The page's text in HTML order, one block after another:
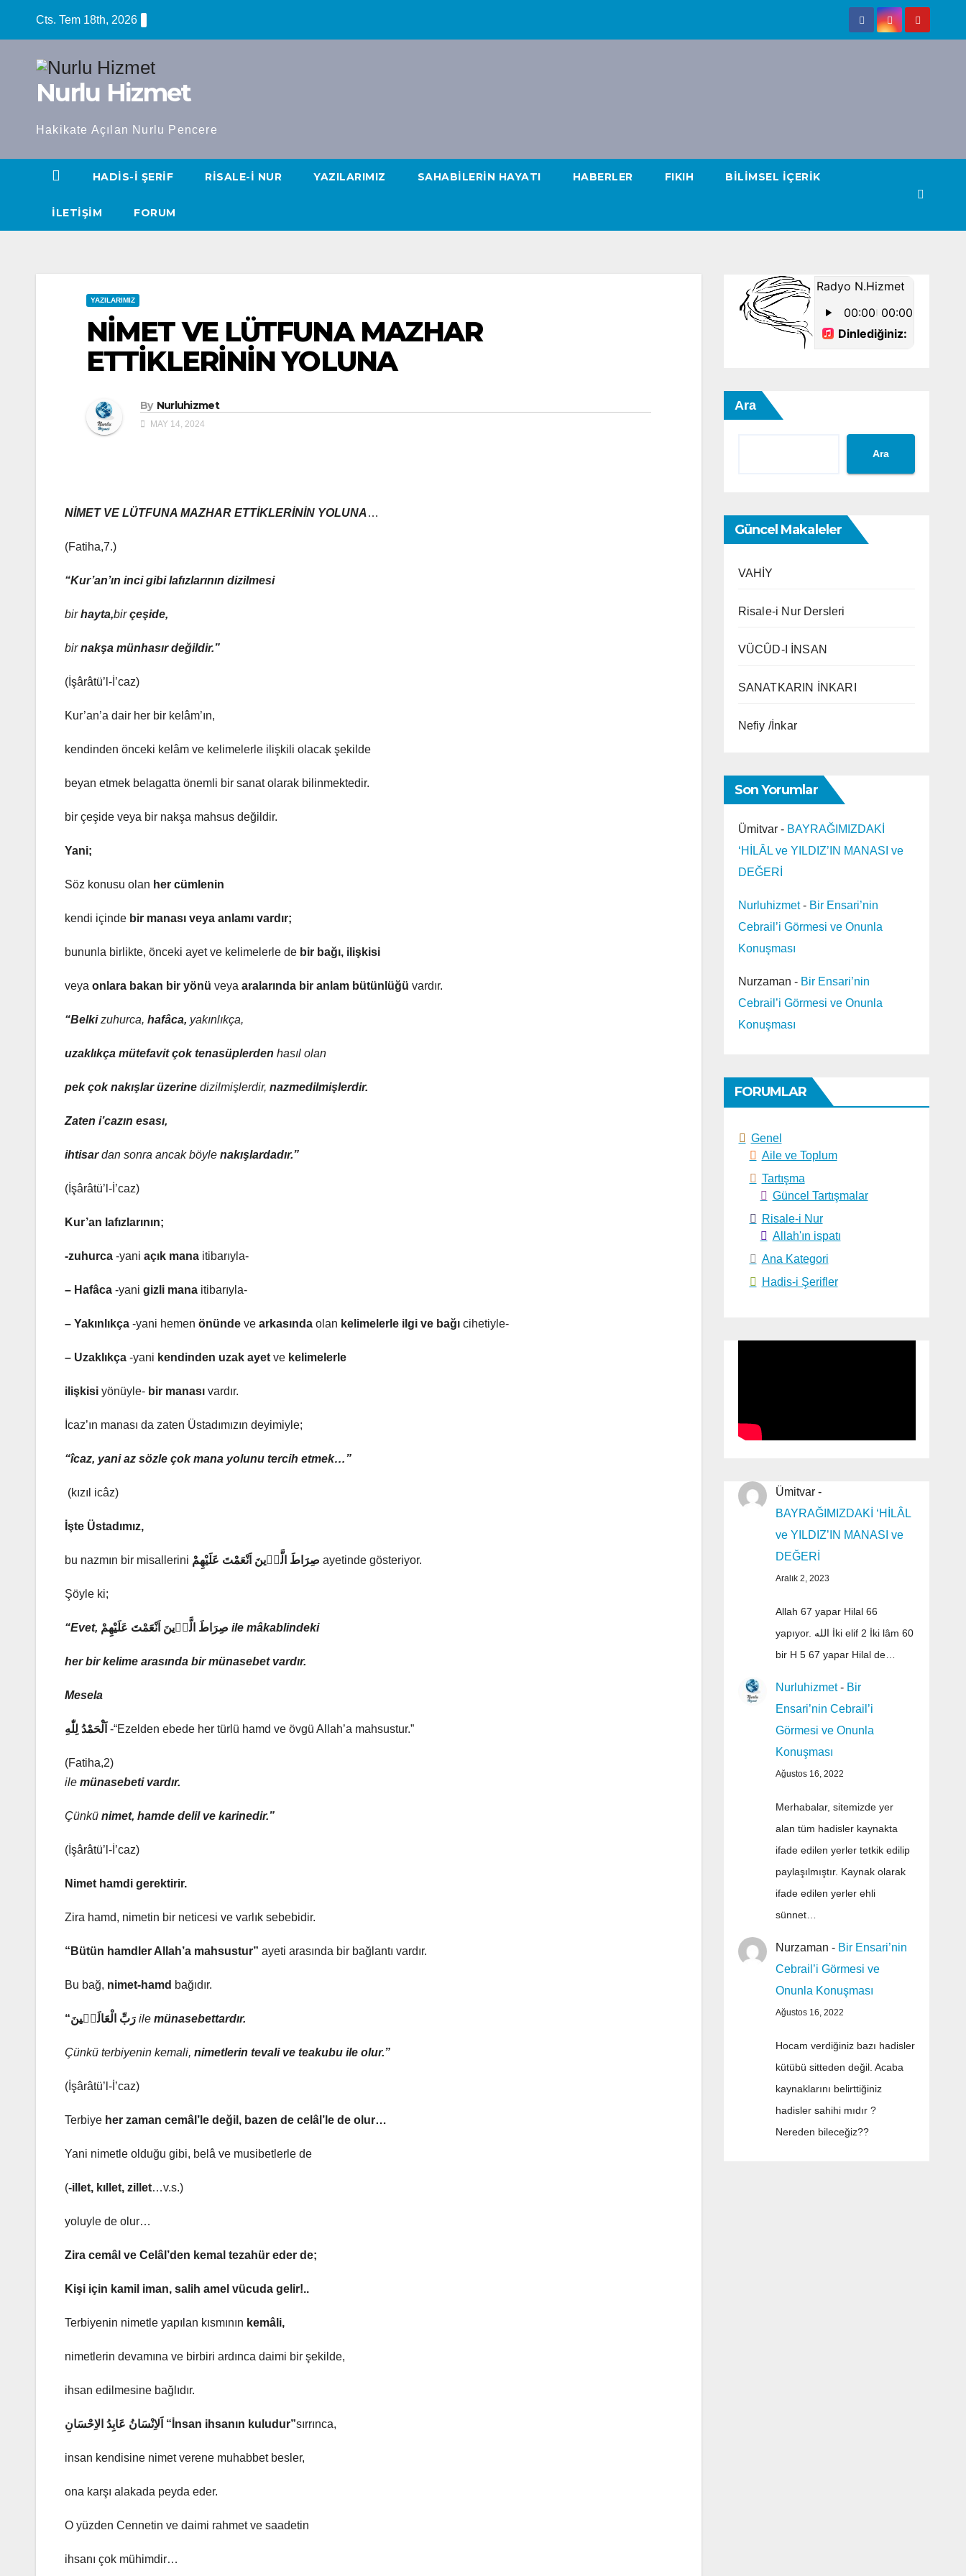
Cts. Tem 18th, 2026
Nurlu Hizmet
Hakikate Açılan Nurlu Pencere
HADIS-I ŞERIF RISALE-I NUR YAZILARIMIZ SAHABILERIN HAYATI HABERLER FIKIH BILIMSEL İÇERIK
İLETIŞIM FORUM
YAZILARIMIZ
NİMET VE LÜTFUNA MAZHAR
ETTİKLERİNİN YOLUNA
By Nurluhizmet
MAY 14, 2024
NİMET VE LÜTFUNA MAZHAR ETTİKLERİNİN YOLUNA…
(Fatiha,7.)
“Kur’an’ın inci gibi lafızlarının dizilmesi
birhayta,birçeşide,
birnakşa münhasır değildir.”
(İşârâtü’l-İ’caz)
Kur’an’a dair her bir kelâm’ın,
kendinden önceki kelâm ve kelimelerle ilişkili olacak şekilde
beyan etmek belagatta önemli bir sanat olarak bilinmektedir.
bir çeşide veya bir nakşa mahsus değildir.
Yani;
Söz konusu olan her cümlenin
kendi içinde bir manası veya anlamı vardır;
bununla birlikte, önceki ayet ve kelimelerle de bir bağı, ilişkisi
veya onlara bakan bir yönü veya aralarında bir anlam bütünlüğü vardır.
“Belkizuhurca, hafâca, yakınlıkça,
uzaklıkça mütefavit çok tenasüplerden hasıl olan
pek çok nakışlar üzerine dizilmişlerdir, nazmedilmişlerdir.
Zaten i’cazın esası,
ihtisardan sonra ancak böyle nakışlardadır.”
(İşârâtü’l-İ’caz)
Kur’an lafızlarının;
-zuhurca -yani açık mana itibarıyla-
– Hafâca -yani gizli mana itibarıyla-
– Yakınlıkça -yani hemen önünde ve arkasında olan kelimelerle ilgi ve bağı cihetiyle-
– Uzaklıkça -yani kendinden uzak ayet ve kelimelerle
ilişkisi yönüyle- bir manası vardır.
İcaz’ın manası da zaten Üstadımızın deyimiyle;
“îcaz, yani az sözle çok mana yolunu tercih etmek…”
(kızıl icâz)
İşte Üstadımız,
bu nazmın bir misallerini صِرَاطَ الَّذٖينَ اَنْعَمْتَ عَلَيْهِمْ ayetinde gösteriyor.
Şöyle ki;
“Evet, صِرَاطَ الَّذٖينَ اَنْعَمْتَ عَلَيْهِمْ ile mâkablindeki
her bir kelime arasında bir münasebet vardır.
Mesela
اَلْحَمْدُ لِلّٰهِ -“Ezelden ebede her türlü hamd ve övgü Allah’a mahsustur.”
(Fatiha,2)
ile münasebeti vardır.
Çünkü nimet, hamde delil ve karinedir.”
(İşârâtü’l-İ’caz)
Nimet hamdi gerektirir.
Zira hamd, nimetin bir neticesi ve varlık sebebidir.
“Bütün hamdler Allah’a mahsustur” ayeti arasında bir bağlantı vardır.
Bu bağ, nimet-hamd bağıdır.
“رَبِّ الْعَالَمٖينَ ile münasebettardır.
Çünkü terbiyenin kemali, nimetlerin tevali ve teakubu ile olur.”
(İşârâtü’l-İ’caz)
Terbiye her zaman cemâl’le değil, bazen de celâl’le de olur…
Yani nimetle olduğu gibi, belâ ve musibetlerle de
(-illet, kıllet, zillet…v.s.)
yoluyle de olur…
Zira cemâl ve Celâl’den kemal tezahür eder de;
Kişi için kamil iman, salih amel vücuda gelir!..
Terbiyenin nimetle yapılan kısmının kemâli,
nimetlerin devamına ve birbiri ardınca daimi bir şekilde,
ihsan edilmesine bağlıdır.
اَلاِنْسَانُ عَابِدُ الاِحْسَانِ “İnsan ihsanın kuludur”sırrınca,
insan kendisine nimet verene muhabbet besler,
ona karşı alakada peyda eder.
O yüzden Cennetin ve daimi rahmet ve saadetin
ihsanı çok mühimdir…
Ara
Ara
Güncel Makaleler
VAHİY
Risale-i Nur Dersleri
VÜCÛD-I İNSAN
SANATKARIN İNKARI
Nefiy /İnkar
Son Yorumlar
Ümitvar- BAYRAĞIMIZDAKİ
‘HİLÂL ve YILDIZ’IN MANASI ve
DEĞERİ
Nurluhizmet- Bir Ensari’nin
Cebrail’i Görmesi ve Onunla
Konuşması
Nurzaman - Bir Ensari’nin
Cebrail’i Görmesi ve Onunla
Konuşması
FORUMLAR
Genel
Aile ve Toplum
Tartışma
Güncel Tartışmalar
Risale-i Nur
Allah'ın ispatı
Ana Kategori
Hadis-i Şerifler
Ümitvar-
BAYRAĞIMIZDAKİ ‘HİLÂL
ve YILDIZ’IN MANASI ve
DEĞERİ
Aralık 2, 2023
Allah 67 yapar Hilal 66
yapıyor. الله İki elif 2 İki lâm 60
bir H 5 67 yapar Hilal de…
Nurluhizmet- Bir
Ensari’nin Cebrail’i
Görmesi ve Onunla
Konuşması
Ağustos 16, 2022
Merhabalar, sitemizde yer
alan tüm hadisler kaynakta
ifade edilen yerler tetkik edilip
paylaşılmıştır. Kaynak olarak
ifade edilen yerler ehli
sünnet…
Nurzaman - Bir Ensari’nin
Cebrail’i Görmesi ve
Onunla Konuşması
Ağustos 16, 2022
Hocam verdiğiniz bazı hadisler
kütübü sitteden değil. Acaba
kaynaklarını belirttiğiniz
hadisler sahihi mıdır ?
Nereden bileceğiz??